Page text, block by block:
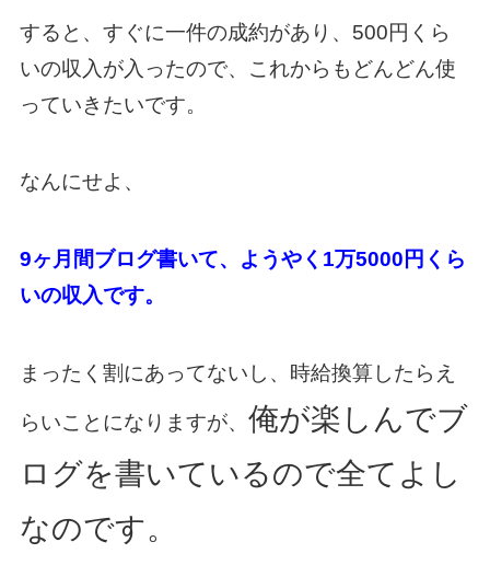
すると、すぐに一件の成約があり、500円くら
いの収入が入ったので、これからもどんどん使
っていきたいです。
なんにせよ、
9ヶ月間ブログ書いて、ようやく1万5000円くら
いの収入です。
まったく割にあってないし、時給換算したらえ
らいことになりますが、 俺が楽しんでブ
ログを書いているので全てよし
なのです。